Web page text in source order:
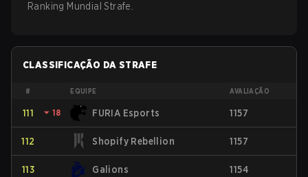
Ranking Mundial Strafe.
CLASSIFICAÇÃO DA STRAFE
# EQUIPE AVALIAÇÃO
111 ⏷ 18 FURIA Esports 1157
112 Shopify Rebellion 1157
113 Galions 1154